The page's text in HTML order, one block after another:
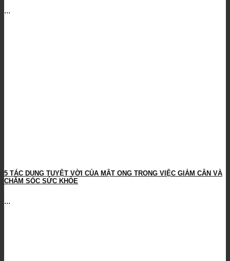
...
5 TÁC DỤNG TUYỆT VỜI CỦA MẬT ONG TRONG VIỆC GIẢM CÂN VÀ
CHĂM SÓC SỨC KHỎE
...